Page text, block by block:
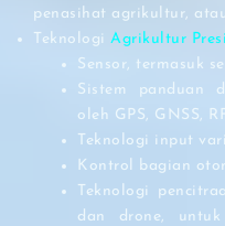
penasihat agrikultur,
Teknologi Agrikultur
Sensor, termasuk
Sistem panduan
oleh GPS, GNSS,
Teknologi input
Kontrol bagian
Teknologi
dan drone,